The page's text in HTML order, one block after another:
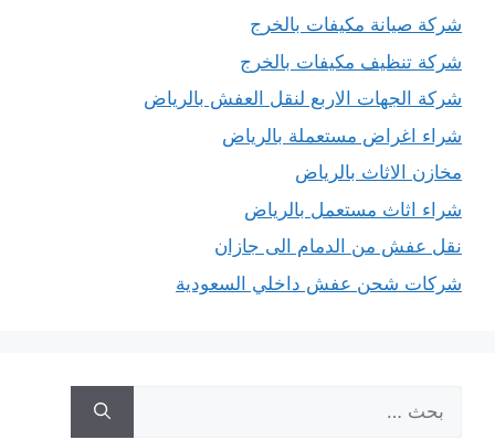
شركة صيانة مكيفات بالخرج
شركة تنظيف مكيفات بالخرج
شركة الجهات الاربع لنقل العفش بالرياض
شراء اغراض مستعملة بالرياض
مخازن الاثاث بالرياض
شراء اثاث مستعمل بالرياض
نقل عفش من الدمام الى جازان
شركات شحن عفش داخلي السعودية
عن: